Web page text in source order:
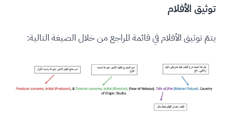
توثيق الأفلام
يتمّ توثيق الأفلام في قائمة المراجع من خلال الصيغة التالية: